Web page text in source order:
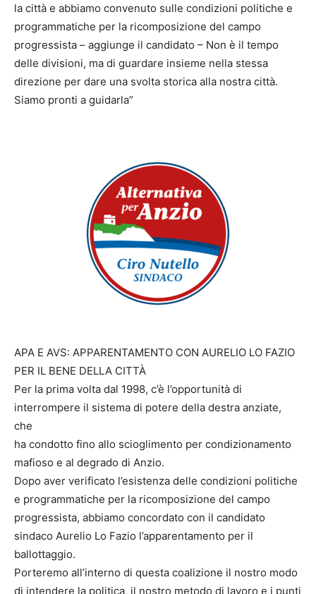
la città e abbiamo convenuto sulle condizioni politiche e
programmatiche per la ricomposizione del campo
progressista – aggiunge il candidato – Non è il tempo
delle divisioni, ma di guardare insieme nella stessa
direzione per dare una svolta storica alla nostra città.
Siamo pronti a guidarla”
APA E AVS: APPARENTAMENTO CON AURELIO LO FAZIO
PER IL BENE DELLA CITTÀ
Per la prima volta dal 1998, c’è l’opportunità di
interrompere il sistema di potere della destra anziate,
che
ha condotto fino allo scioglimento per condizionamento
mafioso e al degrado di Anzio.
Dopo aver verificato l’esistenza delle condizioni politiche
e programmatiche per la ricomposizione del campo
progressista, abbiamo concordato con il candidato
sindaco Aurelio Lo Fazio l’apparentamento per il
ballottaggio.
Porteremo all’interno di questa coalizione il nostro modo
di intendere la politica, il nostro metodo di lavoro e i punti